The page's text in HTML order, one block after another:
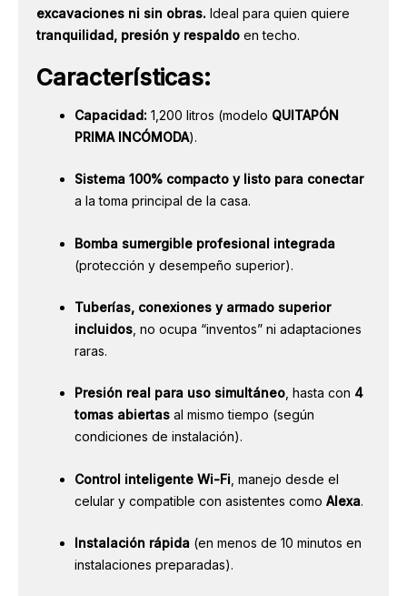
excavaciones ni sin obras. Ideal para quien quiere
tranquilidad, presión y respaldo en techo.
Características:
Capacidad: 1,200 litros (modelo QUITAPÓN
PRIMA INCÓMODA).
Sistema 100% compacto y listo para conectar
a la toma principal de la casa.
Bomba sumergible profesional integrada
(protección y desempeño superior).
Tuberías, conexiones y armado superior
incluidos , no ocupa “inventos” ni adaptaciones
raras.
Presión real para uso simultáneo, hasta con 4
tomas abiertas al mismo tiempo (según
condiciones de instalación).
Control inteligente Wi-Fi , manejo desde el
celular y compatible con asistentes como Alexa.
Instalación rápida (en menos de 10 minutos en
instalaciones preparadas).